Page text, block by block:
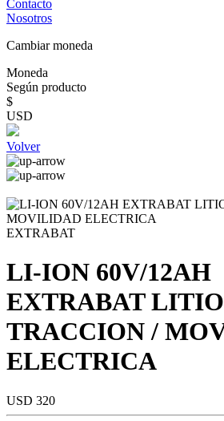
Contacto
Nosotros
Cambiar moneda
Moneda
Según producto
$
USD
Volver
EXTRABAT
LI-ION 60V/12AH
EXTRABAT LITIO
TRACCION /
ELECTRICA
USD 320